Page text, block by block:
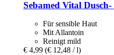
Sebamed Vital
Für sensible Haut
Mit Allantoin
Reinigt mild
€ 4,99 (€ 12,48 / l)